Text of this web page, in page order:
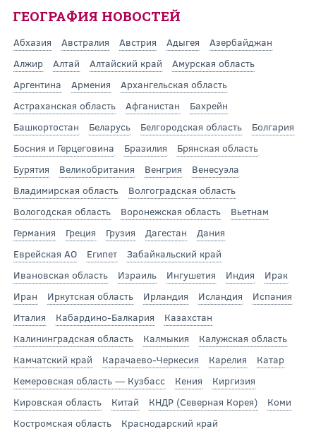
ГЕОГРАФИЯ НОВОСТЕЙ
Абхазия Австралия Австрия Адыгея
Азербайджан
Алжир
Алтай Алтайский край
Амурская область
Аргентина
Армения
Архангельская область
Астраханская область
Афганистан
Бахрейн
Башкортостан
Беларусь Белгородская область
Болгария
Босния и Герцеговина
Бразилия
Брянская область
Бурятия
Великобритания Венгрия
Венесуэла
Владимирская область
Волгоградская область
Вологодская область
Воронежская область
Вьетнам
Германия
Греция Грузия Дагестан
Дания
Еврейская АО
Египет
Забайкальский край
Ивановская область
Израиль Ингушетия Индия
Ирак
Иран
Иркутская область Ирландия Исландия
Испания
Италия
Кабардино-Балкария
Казахстан
Калининградская область
Калмыкия
Калужская область
Камчатский край
Карачаево-Черкесия Карелия
Катар
Кемеровская область — Кузбасс
Кения
Киргизия
Кировская область
Китай КНДР (Северная Корея)
Коми
Костромская область
Краснодарский край